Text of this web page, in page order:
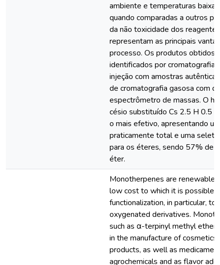
ambiente e temperaturas
quando comparadas a outros
da não toxicidade dos
representam as principais
processo. Os produtos obtidos
identificados por cromatografia
injeção com amostras
de cromatografia gasosa com
espectrômetro de massas. O
césio substituído Cs 2.5 H 0.5
o mais efetivo, apresentando
praticamente total e uma
para os éteres, sendo 57% de
éter.
Monotherpenes are renewable
low cost to which it is possible
functionalization, in particular, to
oxygenated derivatives.
such as α-terpinyl methyl ether
in the manufacture of cosmetics
products, as well as
agrochemicals and as flavor